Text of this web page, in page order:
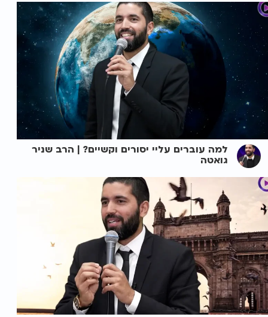
למה עוברים עליי יסורים וקשיים? | הרב שניר
גואטה